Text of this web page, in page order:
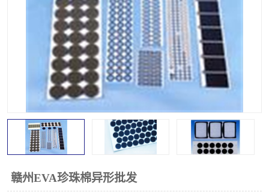
赣州EVA珍珠棉异形批发
佛橡胶泡棉